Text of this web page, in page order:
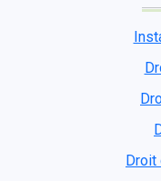
Droit